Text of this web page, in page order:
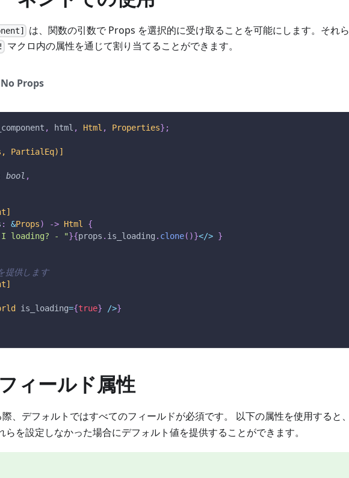
は、関数の引数で Props を選択的に受け取ることを可能にします。それら
マクロ内の属性を通じて割り当てることができます。
No Props
, html , Html , Properties} ;
PartialEq)]
bool ,
: &Props) -> Html
{
I loading? - "}{props . is_loading . clone( )}</> }
供します
is_loading={true} />}
ィールド属性
、デフォルトではすべてのフィールドが必須です。 以下の属性を使用すると、
を設定しなかった場合にデフォルト値を提供することができます。